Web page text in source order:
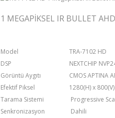
1 MEGAPIKSEL IR BULLET
Model
TRA-7102 HD
DSP
NEXTCHIP
Görüntü Aygıtı
CMOS APTINA
Efektif Piksel
1280(H) x 800(V)
Tarama Sistemi
Progressive
Senkronizasyon
Dahili